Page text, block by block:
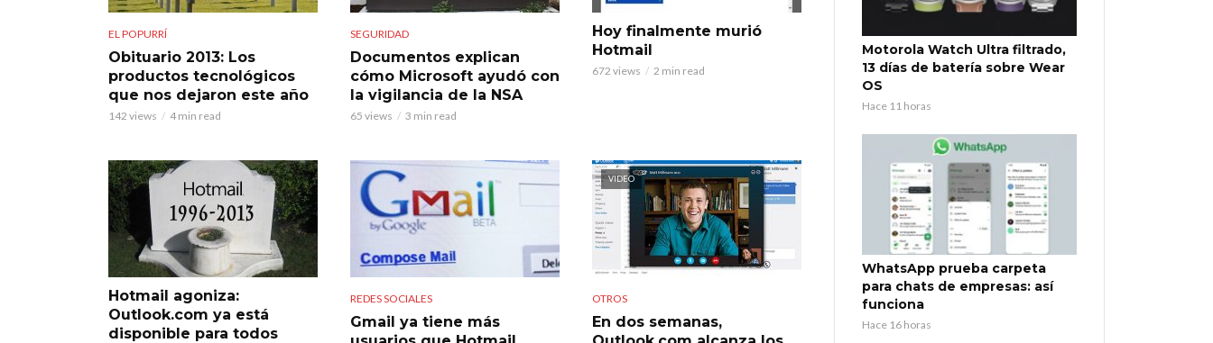
EL POPURRÍ
Obituario 2013: Los
productos tecnológicos
que nos dejaron este año
142 views 4 min read
SEGURIDAD
Documentos explican
cómo Microsoft ayudó con
la vigilancia de la NSA
65 views 3 min read
Hoy finalmente murió
Hotmail
672 views 2 min read
Hotmail agoniza:
Outlook.com ya está
disponible para todos
REDES SOCIALES
Gmail ya tiene más
VIDEO
OTROS
En dos semanas,
Motorola Watch Ultra filtrado,
13 días de batería sobre Wear
OS
Hace 11 horas
WhatsApp prueba carpeta
para chats de empresas: así
funciona
Hace 16 horas